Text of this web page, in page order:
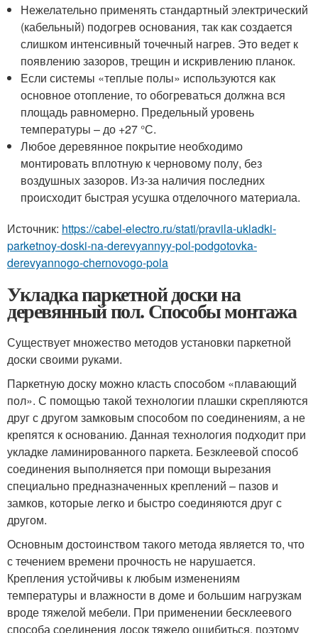
Нежелательно применять стандартный электрический
(кабельный) подогрев основания, так как создается
слишком интенсивный точечный нагрев. Это ведет к
появлению зазоров, трещин и искривлению планок.
Если системы «теплые полы» используются как
основное отопление, то обогреваться должна вся
площадь равномерно. Предельный уровень
температуры – до +27 °С.
Любое деревянное покрытие необходимо
монтировать вплотную к черновому полу, без
воздушных зазоров. Из-за наличия последних
происходит быстрая усушка отделочного материала.
Источник: https://cabel-electro.ru/stati/pravila-ukladki-
parketnoy-doski-na-derevyannyy-pol-podgotovka-
derevyannogo-chernovogo-pola
Укладка паркетной доски на
деревянный пол. Способы монтажа
Существует множество методов установки паркетной
доски своими руками.
Паркетную доску можно класть способом «плавающий
пол». С помощью такой технологии плашки скрепляются
друг с другом замковым способом по соединениям, а не
крепятся к основанию. Данная технология подходит при
укладке ламинированного паркета. Безклеевой способ
соединения выполняется при помощи вырезания
специально предназначенных креплений – пазов и
замков, которые легко и быстро соединяются друг с
другом.
Основным достоинством такого метода является то, что
с течением времени прочность не нарушается.
Крепления устойчивы к любым изменениям
температуры и влажности в доме и большим нагрузкам
вроде тяжелой мебели. При применении бесклеевого
способа соединения досок тяжело ошибиться, поэтому